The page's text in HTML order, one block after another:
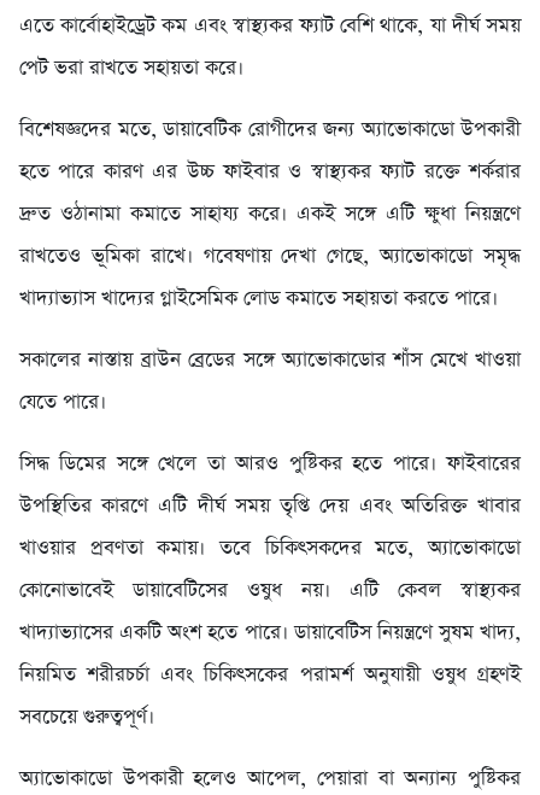
এতে কার্বোহাইড্রেট কম এবং স্বাস্থ্যকর ফ্যাট বেশি থাকে, যা দীর্ঘ সময়
পেট ভরা রাখতে সহায়তা করে।
বিশেষজ্ঞদের মতে, ডায়াবেটিক রোগীদের জন্য অ্যাভোকাডো উপকারী
হতে পারে কারণ এর উচ্চ ফাইবার ও স্বাস্থ্যকর ফ্যাট রক্তে শর্করার
দ্রুত ওঠানামা কমাতে সাহায্য করে। একই সঙ্গে এটি ক্ষুধা নিয়ন্ত্রণে
রাখতেও ভূমিকা রাখে। গবেষণায় দেখা গেছে, অ্যাভোকাডো সমৃদ্ধ
খাদ্যাভ্যাস খাদ্যের গ্লাইসেমিক লোড কমাতে সহায়তা করতে পারে।
সকালের নাস্তায় ব্রাউন ব্রেডের সঙ্গে অ্যাভোকাডোর শাঁস মেখে খাওয়া
যেতে পারে।
সিদ্ধ ডিমের সঙ্গে খেলে তা আরও পুষ্টিকর হতে পারে। ফাইবারের
উপস্থিতির কারণে এটি দীর্ঘ সময় তৃপ্তি দেয় এবং অতিরিক্ত খাবার
খাওয়ার প্রবণতা কমায়। তবে চিকিৎসকদের মতে, অ্যাভোকাডো
কোনোভাবেই ডায়াবেটিসের ওষুধ নয়। এটি কেবল স্বাস্থ্যকর
খাদ্যাভ্যাসের একটি অংশ হতে পারে। ডায়াবেটিস নিয়ন্ত্রণে সুষম খাদ্য,
নিয়মিত শরীরচর্চা এবং চিকিৎসকের পরামর্শ অনুযায়ী ওষুধ গ্রহণই
সবচেয়ে গুরুত্বপূর্ণ।
অ্যাভোকাডো উপকারী হলেও আপেল, পেয়ারা বা অন্যান্য পুষ্টিকর